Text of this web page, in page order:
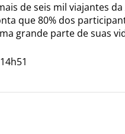
de seis mil viajantes
que 80% dos
grande parte de suas